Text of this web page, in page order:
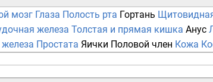
мозг Глаза Полость рта Гортань
железа Толстая и прямая кишка Анус
Простата Яички Половой член Кожа